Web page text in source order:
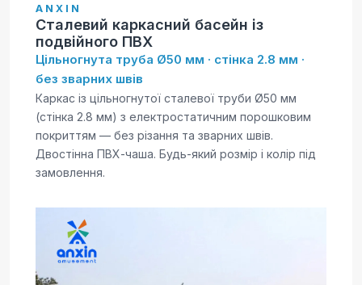
ANXIN
Сталевий каркасний басейн із
подвійного ПВХ
Цільногнута труба Ø50 мм · стінка 2.8 мм ·
без зварних швів
Каркас із цільногнутої сталевої труби Ø50 мм
(стінка 2.8 мм) з електростатичним порошковим
покриттям — без різання та зварних швів.
Двостінна ПВХ-чаша. Будь-який розмір і колір під
замовлення.